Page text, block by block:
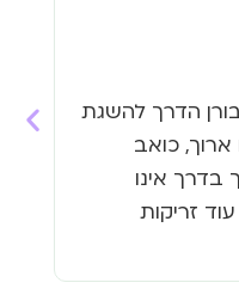
הדרך להשגת
ארוך, כואב
אינו
זריקות